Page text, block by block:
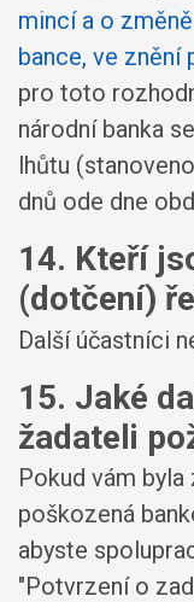
mincí a o
bance, ve znění
pro toto
národní banka
lhůtu
dnů ode dne
14. Kteří
(dotčení)
Další účastníci
15. Jaké
žadateli
Pokud vám byla
poškozená
abyste
"Potvrzení o